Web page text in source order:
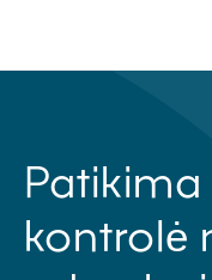
kontrolė